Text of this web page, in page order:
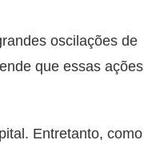
oscilações de
que essas ações
Entretanto, como